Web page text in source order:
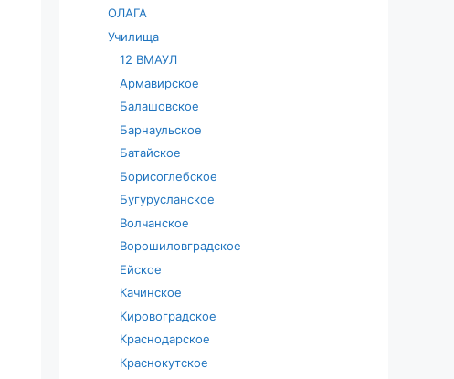
ОЛАГА
Училища
12 ВМАУЛ
Армавирское
Балашовское
Барнаульское
Батайское
Борисоглебское
Бугурусланское
Волчанское
Ворошиловградское
Ейское
Качинское
Кировоградское
Краснодарское
Краснокутское